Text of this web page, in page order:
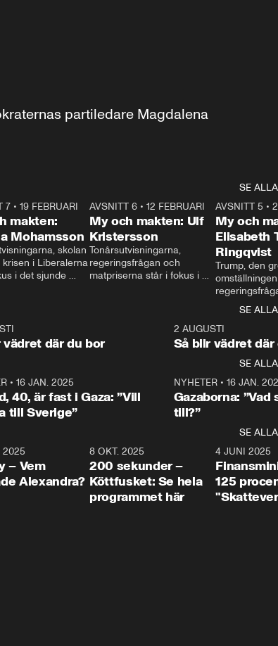
partiledare Magdalena
SE ALLA
24:30
7• 19 FEBRUARI
makten:
Mohamsson
skolan
i Liberalerna
i det sjunde
My
ställer
och
till svars.
27:30
AVSNITT 6 •12 FEBRUARI
My och makten: Ulf
Kristersson
Tonårsutvisningarna,
regeringsfrågan och
matpriserna står i fokus i
Rohwedder ställer
statsminister Ulf Kristersson
AVSNITT 5 •
My och
Elisabeth
Ringqvist
Trump, den
centrum i
avsnittet av
Makten”. Se
Aftonbladets
Rohwedder
Thand Ring
SE ALLA
vädret där du bor
2 AUGUSTI
Så blir vädret där
SE ALLA
• 16 JAN. 2025
40, är fast i Gaza: ”Vill
till Sverige”
NYHETER• 16 JAN.
Gazaborna:
till?”
SE ALLA
31:05
2025
– Vem
Alexandra?
4:29
8 OKT. 2025
200 sekunder –
Köttfusket: Se hela
programmet här
4 JUNI 2025
125